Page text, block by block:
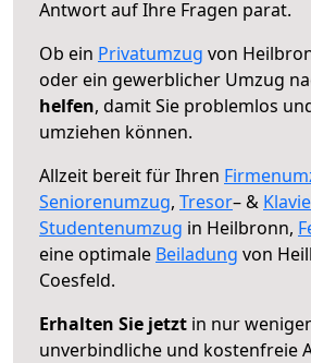
Antwort auf Ihre Fragen parat.
Ob ein Privatumzug von
oder ein gewerblicher Umzug
helfen, damit Sie problemlos
umziehen können.
Allzeit bereit für Ihren
Seniorenumzug, Tresor– &
Studentenumzug in Heilbronn,
eine optimale Beiladung von
Coesfeld.
Erhalten Sie jetzt in nur
unverbindliche und kostenfreie